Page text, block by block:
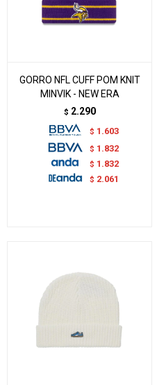
GORRO NFL CUFF POM KNIT
MINVIK - NEW ERA
$ 2.290
$ 1.603
$ 1.832
$ 1.832
$ 2.061